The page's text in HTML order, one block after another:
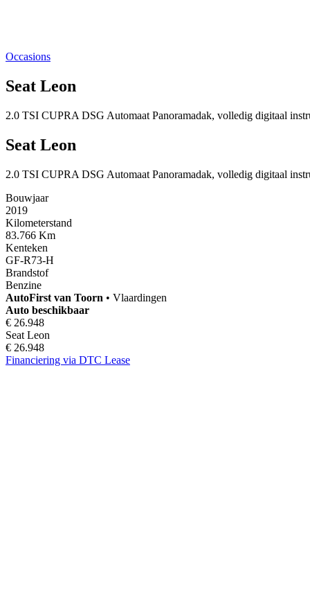
Occasions
Seat Leon
2.0 TSI CUPRA DSG Automaat Panoramadak, volledig digitaal
Seat Leon
2.0 TSI CUPRA DSG Automaat Panoramadak, volledig digitaal
Bouwjaar
2019
Kilometerstand
83.766 Km
Kenteken
GF-R73-H
Brandstof
Benzine
AutoFirst van Toorn • Vlaardingen
Auto beschikbaar
€ 26.948
Seat Leon
€ 26.948
Financiering via DTC Lease